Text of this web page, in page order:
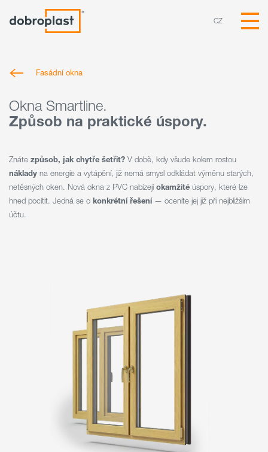
CZ
Fasádní okna
Okna Smartline.
Způsob na praktické úspory.
Znáte způsob, jak chytře šetřit? V době, kdy všude kolem rostou
náklady na energie a vytápění, již nemá smysl odkládat výměnu starých,
netěsných oken. Nová okna z PVC nabízejíokamžité úspory, které lze
hned pocítit. Jedná se o konkrétní řešení— oceníte jej již při nejbližším
účtu.